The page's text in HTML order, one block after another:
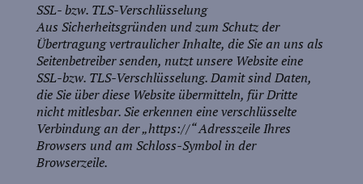
SSL- bzw. TLS-Verschlüsselung
Aus Sicherheitsgründen und zum Schutz der
Übertragung vertraulicher Inhalte, die Sie an uns als
Seitenbetreiber senden, nutzt unsere Website eine
SSL-bzw. TLS-Verschlüsselung. Damit sind Daten,
die Sie über diese Website übermitteln, für Dritte
nicht mitlesbar. Sie erkennen eine verschlüsselte
Verbindung an der „https://“ Adresszeile Ihres
Browsers und am Schloss-Symbol in der
Browserzeile.